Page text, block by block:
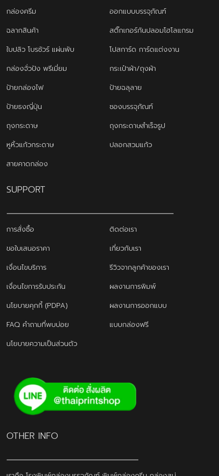
กล่องครีม
ออกแบบบรรจุภัณฑ์
ฉลากสินค้า
สติ๊กเกอร์กันปลอมโฮโลแกรม
ใบปลิว โบรชัวร์ แผ่นพับ
โปสการ์ด การ์ดแต่งงาน
กล่องจั่วปัง พรีเมี่ยม
กระเป๋าผ้า/ถุงผ้า
ป้ายกล่องไฟ
ป้ายฉลุลาย
ป้ายธงญี่ปุ่น
ซองบรรจุภัณฑ์
ถุงกระดาษ
ถุงกระดาษสำเร็จรูป
หูหิ้วแก้วกระดาษ
ปลอกสวมแก้ว
สายคาดกล่อง
SUPPORT
การสั่งซื้อ
ติดต่อเรา
ขอใบเสนอราคา
เกี่ยวกับเรา
เงื่อนไขบริการ
รีวิวจากลูกค้าของเรา
เงื่อนไขการรับประกัน
ผลงานการพิมพ์
นโยบายคุกกี้ (PDPA)
ผลงานการออกแบบ
FAQ คำถามที่พบบ่อย
แบบกล่องฟรี
นโยบายความเป็นส่วนตัว
OTHER INFO